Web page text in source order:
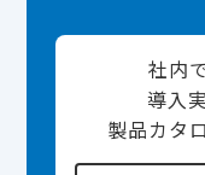
社内
導入
製品カタ